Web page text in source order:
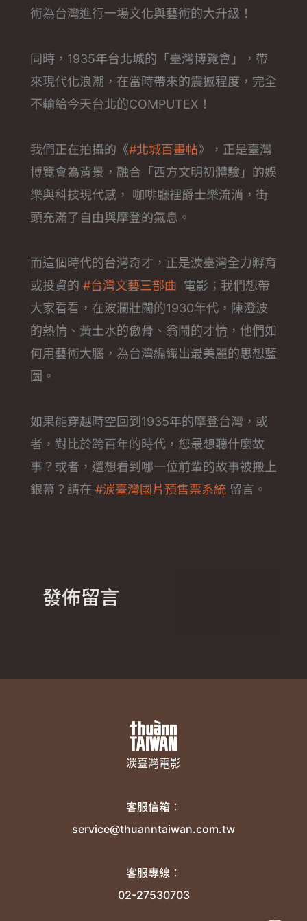
術為台灣進行一場文化與藝術的大升級！
同時，1935年台北城的「臺灣博覽會」，帶
來現代化浪潮，在當時帶來的震撼程度，完全
不輸給今天台北的COMPUTEX！
我們正在拍攝的《#北城百畫帖》，正是臺灣
博覽會為背景，融合「西方文明初體驗」的娛
樂與科技現代感， 咖啡廳裡爵士樂流淌，街
頭充滿了自由與摩登的氣息。
而這個時代的台灣奇才，正是湠臺灣全力孵育
或投資的 #台灣文藝三部曲 電影；我們想帶
大家看看，在波瀾壯闊的1930年代，陳澄波
的熱情、黃土水的傲骨、翁鬧的才情，他們如
何用藝術大腦，為台灣編織出最美麗的思想藍
圖。
如果能穿越時空回到1935年的摩登台灣，或
者，對比於跨百年的時代，您最想聽什麼故
事？或者，還想看到哪一位前輩的故事被搬上
銀幕？請在 #湠臺灣國片預售票系統留言。
發佈留言
湠臺灣電影
客服信箱：
service@thuanntaiwan.com.tw
客服專線：
02-27530703